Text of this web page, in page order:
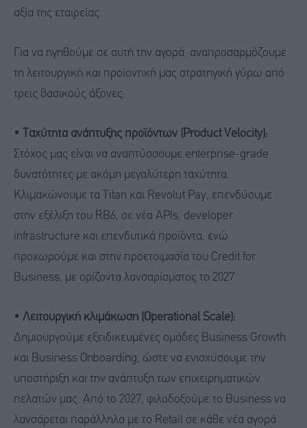
αξία της εταιρείας.
Για να ηγηθούμε σε αυτή την αγορά, αναπροσαρμόζουμε
τη λειτουργική και προϊοντική μας στρατηγική γύρω από
τρεις βασικούς άξονες:
• Ταχύτητα ανάπτυξης προϊόντων (Product Velocity):
Στόχος μας είναι να αναπτύσσουμε enterprise-grade
δυνατότητες με ακόμη μεγαλύτερη ταχύτητα.
Κλιμακώνουμε τα Titan και Revolut Pay, επενδύουμε
στην εξέλιξη του RB6, σε νέα APIs, developer
infrastructure και επενδυτικά προϊόντα, ενώ
προχωρούμε και στην προετοιμασία του Credit for
Business, με ορίζοντα λανσαρίσματος το 2027.
• Λειτουργική κλιμάκωση (Operational Scale):
Δημιουργούμε εξειδικευμένες ομάδες Business Growth
και Business Onboarding, ώστε να ενισχύσουμε την
υποστήριξη και την ανάπτυξη των επιχειρηματικών
πελατών μας. Από το 2027, φιλοδοξούμε το Business να
λανσάρεται παράλληλα με το Retail σε κάθε νέα αγορά